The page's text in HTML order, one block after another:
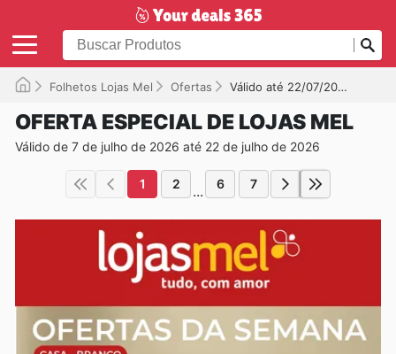
Folhetos Lojas Mel Ofertas Válido até 22/07/2026
OFERTA ESPECIAL DE LOJAS MEL
Válido de 7 de julho de 2026 até 22 de julho de 2026
1 2 ... 6 7